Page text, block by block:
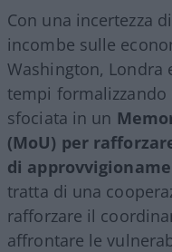
Con una incertezza
incombe sulle
Washington, Londra
tempi
sfociata in un
(MoU) per
di
tratta di una
rafforzare il
affrontare le